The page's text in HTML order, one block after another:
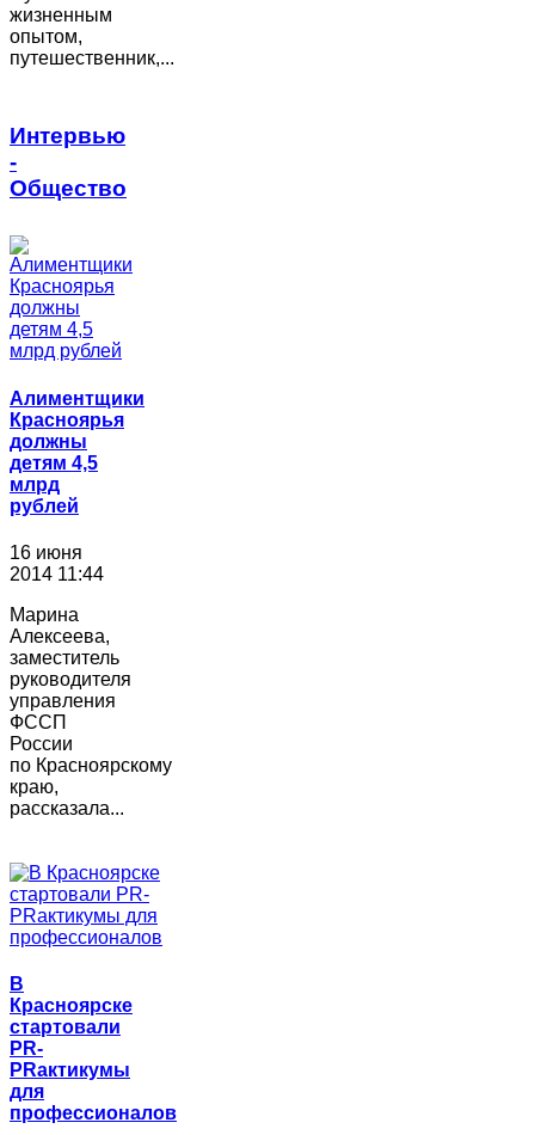
жизненным
опытом,
путешественник,...
Интервью
-
Общество
Алиментщики
Красноярья
должны
детям 4,5
млрд
рублей
16 июня
2014 11:44
Марина
Алексеева,
заместитель
руководителя
управления
ФССП
России
по Красноярскому
краю,
рассказала...
В
Красноярске
стартовали
PR-
PRактикумы
для
профессионалов